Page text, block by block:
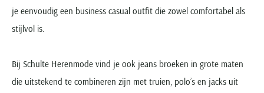
je eenvoudig een business casual outfit die zowel comfortabel als
stijlvol is.
Bij Schulte Herenmode vind je ook jeans broeken in grote maten
die uitstekend te combineren zijn met truien, polo’s en jacks uit